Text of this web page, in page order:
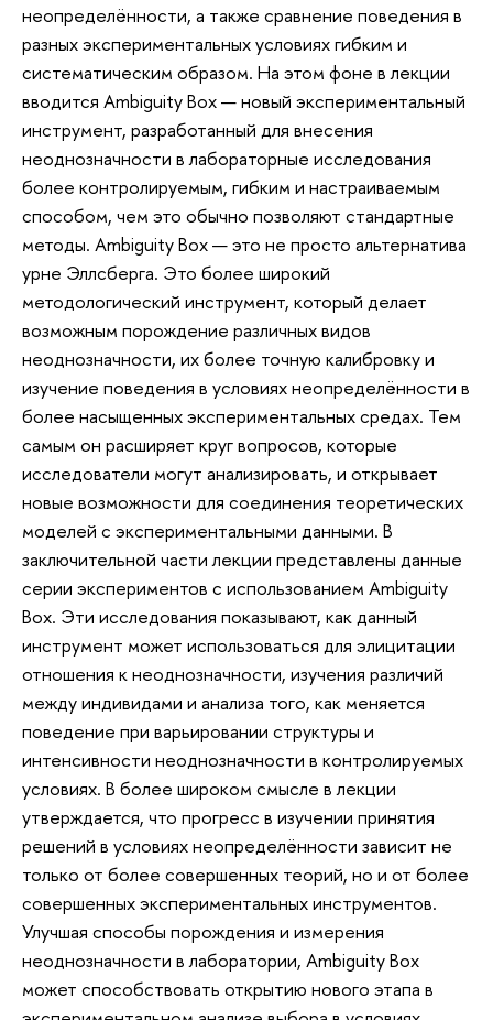
неопределённости, а также сравнение поведения в
разных экспериментальных условиях гибким и
систематическим образом. На этом фоне в лекции
вводится Ambiguity Box — новый экспериментальный
инструмент, разработанный для внесения
неоднозначности в лабораторные исследования
более контролируемым, гибким и настраиваемым
способом, чем это обычно позволяют стандартные
методы. Ambiguity Box — это не просто альтернатива
урне Эллсберга. Это более широкий
методологический инструмент, который делает
возможным порождение различных видов
неоднозначности, их более точную калибровку и
изучение поведения в условиях неопределённости в
более насыщенных экспериментальных средах. Тем
самым он расширяет круг вопросов, которые
исследователи могут анализировать, и открывает
новые возможности для соединения теоретических
моделей с экспериментальными данными. В
заключительной части лекции представлены данные
серии экспериментов с использованием Ambiguity
Box. Эти исследования показывают, как данный
инструмент может использоваться для элицитации
отношения к неоднозначности, изучения различий
между индивидами и анализа того, как меняется
поведение при варьировании структуры и
интенсивности неоднозначности в контролируемых
условиях. В более широком смысле в лекции
утверждается, что прогресс в изучении принятия
решений в условиях неопределённости зависит не
только от более совершенных теорий, но и от более
совершенных экспериментальных инструментов.
Улучшая способы порождения и измерения
неоднозначности в лаборатории, Ambiguity Box
может способствовать открытию нового этапа в